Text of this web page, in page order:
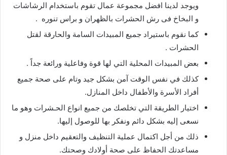
ويوجد لدينا افضل مجموعة عمال تقوم باستخدام الرشاشات
و البخاخ فى رش الحشرات بالظهران و براس تنوره .
كما نقوم باستيراد جميع المبيدات السامة والحارقة لقتل
الحشرات .
بعض المبيدات المحلية التي لها قوة وفاعلية ورائعة جداً .
كذلك في نفس الوقت آمن بشكل جيد وتام على صحة جميع
أفراد الأسرة والأطفال داخل المنازل.
اختيار الطريقة التي تخلصك من جميع انواع الحـشرات وهو ما
نسعى إليه بشكل دائم ونفكر بها للوصول إليها.
ذلك من أجل اكتمال عملية التنظيف والتعقيم داخل منزل و
مساعدتك الحفاظ على صحة أولادك وصحتك.